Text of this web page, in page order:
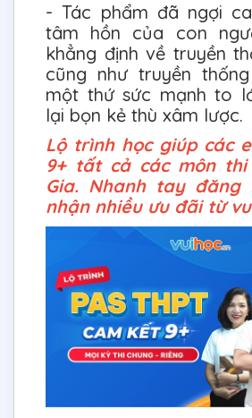
- Tác phẩm đã ngợi
tâm hồn của con
khẳng định về truyền
cũng như truyền
một thứ sức mạnh to
lại bọn kẻ thù xâm lược.
Lộ trình học giúp các
9+ tất cả các môn thi
Gia. Nhanh tay đăng
nhận nhiều ưu đãi từ